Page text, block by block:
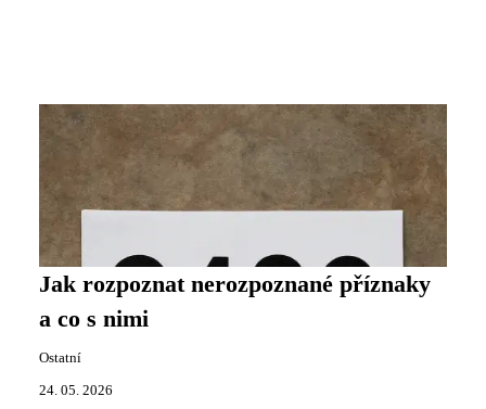
Jak rozpoznat nerozpoznané příznaky
a co s nimi
Ostatní
24. 05. 2026